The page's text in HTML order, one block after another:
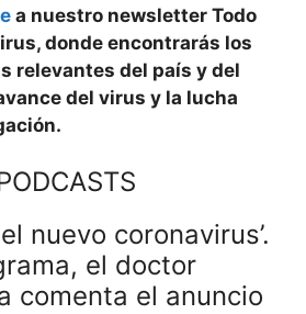
a nuestro newsletter Todo
donde encontrarás los
relevantes del país y del
del virus y la lucha
nuevo coronavirus’.
el doctor
comenta el anuncio